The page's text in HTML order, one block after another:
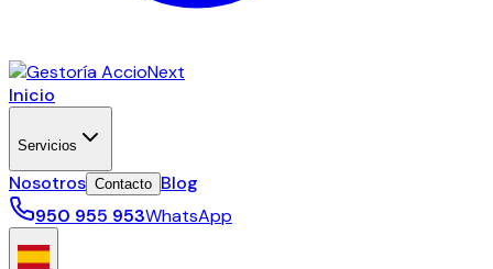
Inicio
Servicios
Nosotros Contacto Blog
950 955 953WhatsApp